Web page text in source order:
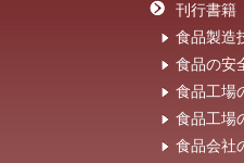
刊行書籍
食品製造
食品の安
食品工場
食品工場
食品会社